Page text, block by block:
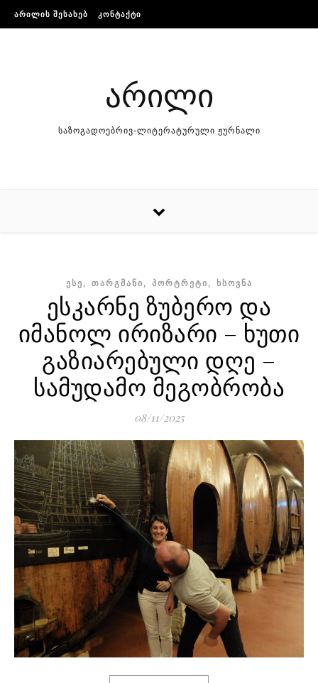
Skip to content
ᲐᲠᲘᲚᲘᲡ ᲨᲔᲡᲐᲮᲔᲑ ᲙᲝᲜᲢᲐᲥᲢᲘ
არილი
საზოგადოებრივ-ლიტერატურული ჟურნალი
ᲔᲡᲔ, ᲗᲐᲠᲒᲛᲐᲜᲘ, ᲞᲝᲠᲢᲠᲔᲢᲘ, ᲮᲡᲝᲕᲜᲐ
ესკარნე ზუბერო და
იმანოლ ირიზარი – ხუთი
გაზიარებული დღე –
სამუდამო მეგობრობა
08/11/2025